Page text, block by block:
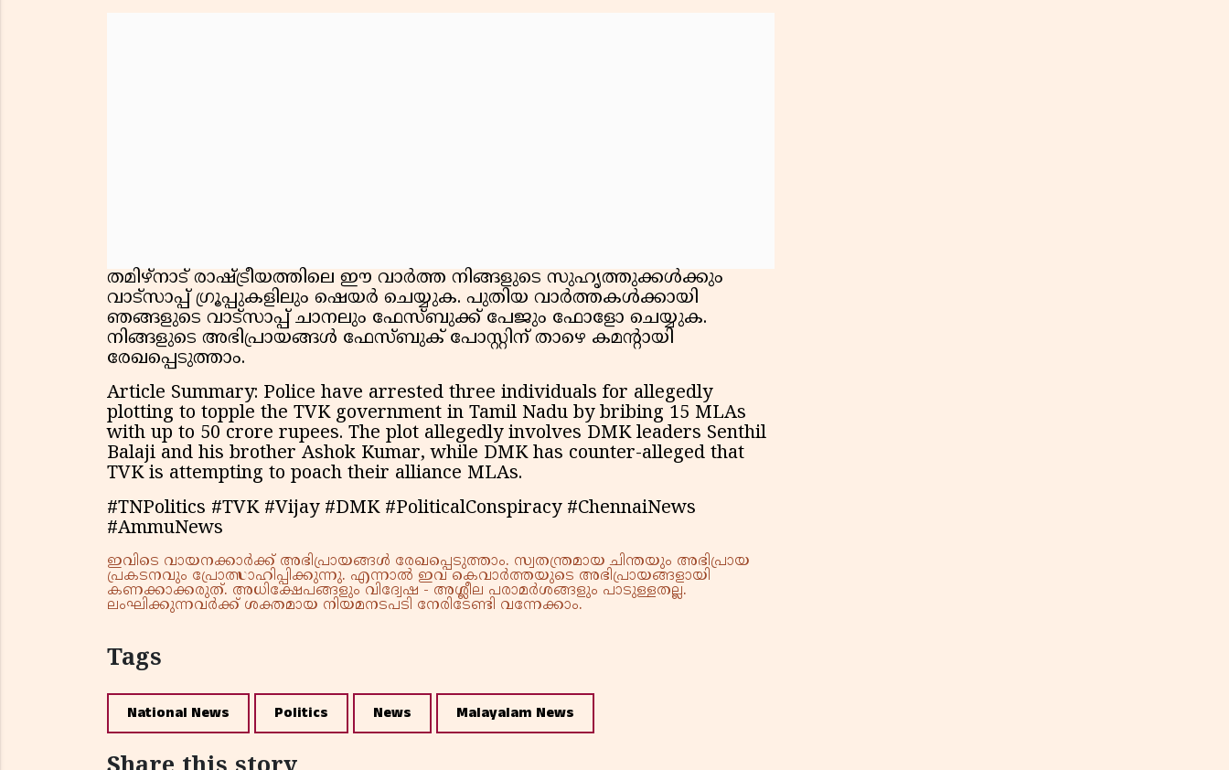
തമിഴ്‌നാട് രാഷ്ട്രീയത്തിലെ ഈ വാർത്ത നിങ്ങളുടെ സുഹൃത്തുക്കൾക്കും
വാട്സാപ്പ് ഗ്രൂപ്പുകളിലും ഷെയർ ചെയ്യുക. പുതിയ വാർത്തകൾക്കായി
ഞങ്ങളുടെ വാട്സാപ്പ് ചാനലും ഫേസ്ബുക്ക് പേജും ഫോളോ ചെയ്യുക.
നിങ്ങളുടെ അഭിപ്രായങ്ങൾ ഫേസ്ബുക് പോസ്റ്റിന് താഴെ കമന്റായി
രേഖപ്പെടുത്താം.
Article Summary: Police have arrested three individuals for allegedly
plotting to topple the TVK government in Tamil Nadu by bribing 15 MLAs
with up to 50 crore rupees. The plot allegedly involves DMK leaders Senthil
Balaji and his brother Ashok Kumar, while DMK has counter-alleged that
TVK is attempting to poach their alliance MLAs.
#TNPolitics #TVK #Vijay #DMK #PoliticalConspiracy #ChennaiNews
#AmmuNews
ഇവിടെ വായനക്കാർക്ക് അഭിപ്രായങ്ങൾ രേഖപ്പെടുത്താം. സ്വതന്ത്രമായ ചിന്തയും അഭിപ്രായ
പ്രകടനവും പ്രോത്സാഹിപ്പിക്കുന്നു. എന്നാൽ ഇവ കെവാർത്തയുടെ അഭിപ്രായങ്ങളായി
കണക്കാക്കരുത്. അധിക്ഷേപങ്ങളും വിദ്വേഷ - അശ്ലീല പരാമർശങ്ങളും പാടുള്ളതല്ല.
ലംഘിക്കുന്നവർക്ക് ശക്തമായ നിയമനടപടി നേരിടേണ്ടി വന്നേക്കാം.
Tags
National News Politics News Malayalam News